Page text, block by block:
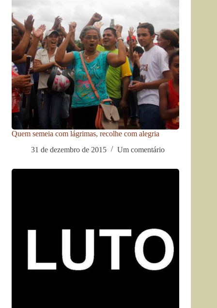
Quem semeia com lágrimas, recolhe com alegria
31 de dezembro de 2015
Um comentário